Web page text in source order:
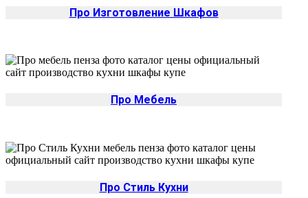
Про Изготовление Шкафов
Про Мебель
Про Стиль Кухни